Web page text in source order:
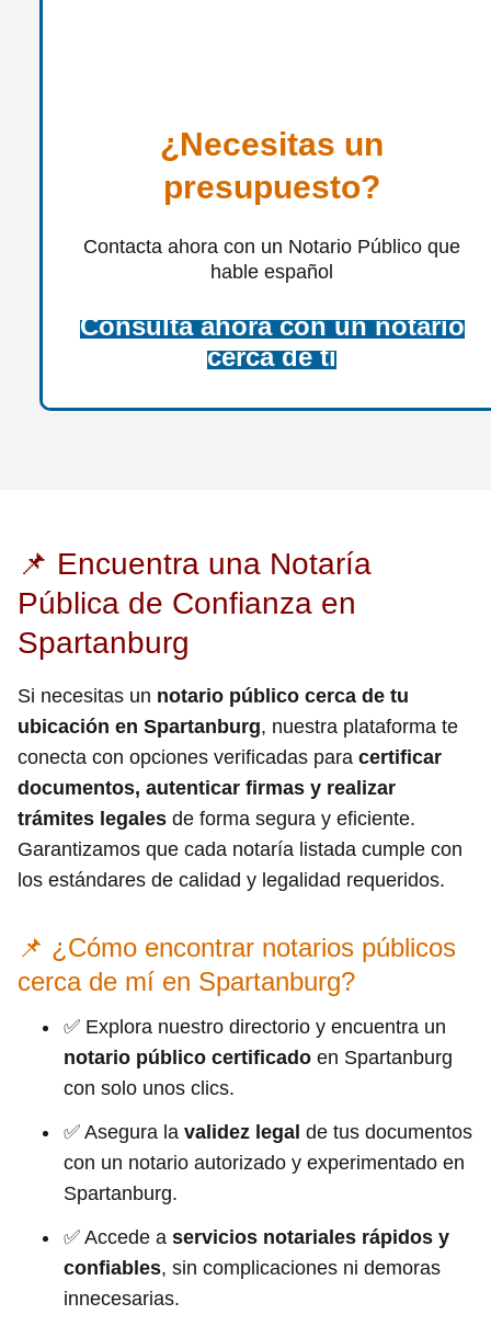
¿Necesitas un
presupuesto?
Contacta ahora con un Notario Público que
hable español
Consulta ahora con un notario
cerca de ti
📌 Encuentra una Notaría
Pública de Confianza en
Spartanburg
Si necesitas un notario público cerca de tu
ubicación en Spartanburg, nuestra plataforma te
conecta con opciones verificadas para certificar
documentos, autenticar firmas y realizar
trámites legales de forma segura y eficiente.
Garantizamos que cada notaría listada cumple con
los estándares de calidad y legalidad requeridos.
📌 ¿Cómo encontrar notarios públicos
cerca de mí en Spartanburg?
✅ Explora nuestro directorio y encuentra un
notario público certificado en Spartanburg
con solo unos clics.
✅ Asegura la validez legal de tus documentos
con un notario autorizado y experimentado en
Spartanburg.
✅ Accede a servicios notariales rápidos y
confiables, sin complicaciones ni demoras
innecesarias.